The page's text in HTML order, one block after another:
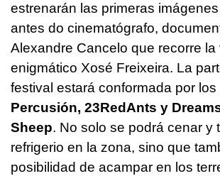
estrenarán las primeras
antes do cinematógrafo,
Alexandre Cancelo que recorre la
enigmático Xosé Freixeira. La
festival estará conformada por los
Percusión, 23RedAnts y
Sheep. No solo se podrá cenar y
refrigerio en la zona, sino que
posibilidad de acampar en los